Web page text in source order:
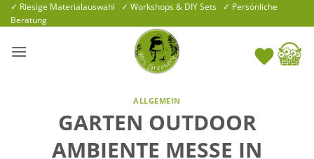
Zum
Inhalt
✓ Riesige Materialauswahl ✓ Workshops & DIY Sets ✓ Persönliche
Beratung
ALLGEMEIN
GARTEN OUTDOOR
AMBIENTE MESSE IN